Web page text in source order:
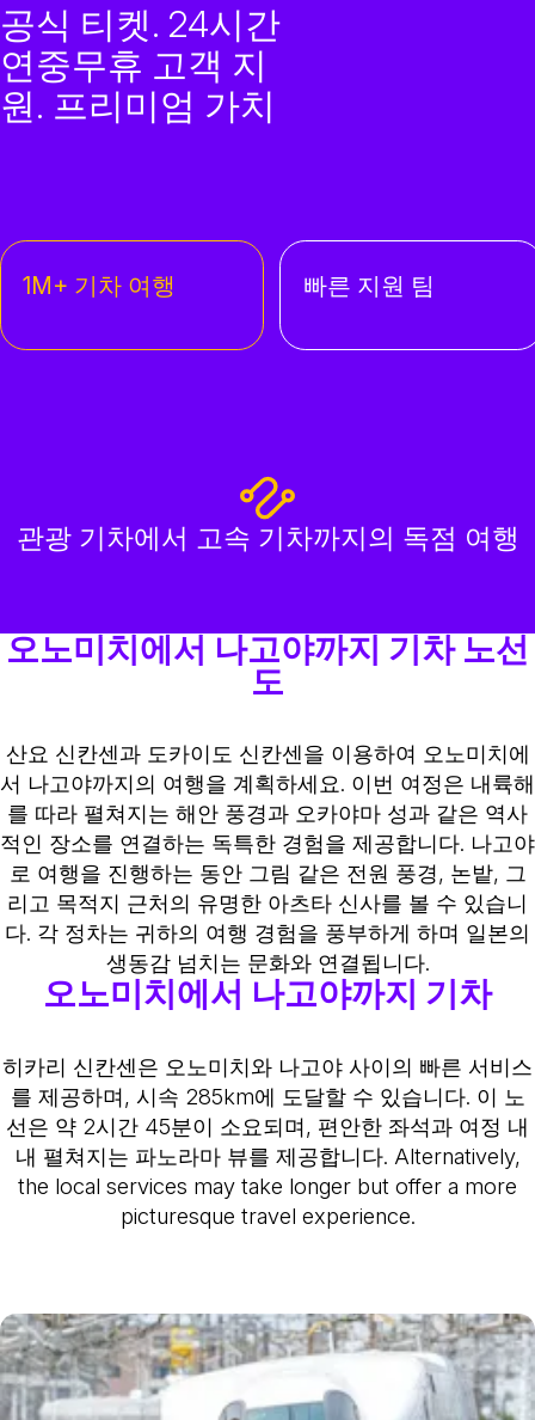
공식 티켓. 24시간
연중무휴 고객 지
원. 프리미엄 가치
1M+ 기차 여행 빠른 지원 팀
관광 기차에서 고속 기차까지의 독점 여행
오노미치에서 나고야까지 기차 노선
도
산요 신칸센과 도카이도 신칸센을 이용하여 오노미치에
서 나고야까지의 여행을 계획하세요. 이번 여정은 내륙해
를 따라 펼쳐지는 해안 풍경과 오카야마 성과 같은 역사
적인 장소를 연결하는 독특한 경험을 제공합니다. 나고야
로 여행을 진행하는 동안 그림 같은 전원 풍경, 논밭, 그
리고 목적지 근처의 유명한 아츠타 신사를 볼 수 있습니
다. 각 정차는 귀하의 여행 경험을 풍부하게 하며 일본의
생동감 넘치는 문화와 연결됩니다.
오노미치에서 나고야까지 기차
히카리 신칸센은 오노미치와 나고야 사이의 빠른 서비스
를 제공하며, 시속 285km에 도달할 수 있습니다. 이 노
선은 약 2시간 45분이 소요되며, 편안한 좌석과 여정 내
내 펼쳐지는 파노라마 뷰를 제공합니다. Alternatively,
the local services may take longer but offer a more
picturesque travel experience.